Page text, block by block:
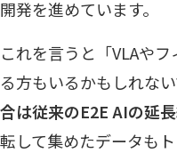
開発を進めています。
これを言うと「VLAや
る方もいるかもしれな
合は従来のE2E AIの延
転して集めたデータも